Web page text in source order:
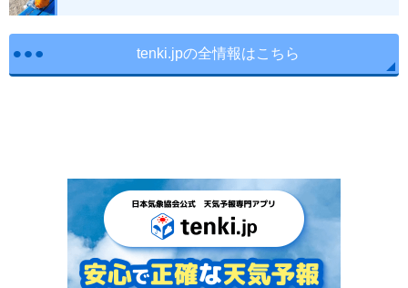
tenki.jpの全情報はこちら